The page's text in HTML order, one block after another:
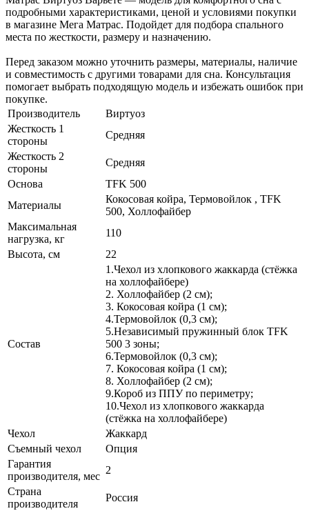
подробными характеристиками, ценой и условиями покупки
в магазине Мега Матрас. Подойдет для подбора спального
места по жесткости, размеру и назначению.
Перед заказом можно уточнить размеры, материалы, наличие
и совместимость с другими товарами для сна. Консультация
помогает выбрать подходящую модель и избежать ошибок при
покупке.
Производитель
Виртуоз
Жесткость 1
стороны
Средняя
Жесткость 2
стороны
Средняя
Основа
TFK 500
Материалы
Кокосовая койра, Термовойлок , TFK
500, Холлофайбер
Максимальная
нагрузка, кг
110
Высота, см
22
Состав
1.Чехол из хлопкового жаккарда (стёжка
на холлофайбере)
2. Холлофайбер (2 см);
3. Кокосовая койра (1 см);
4.Термовойлок (0,3 см);
5.Независимый пружинный блок TFK
500 3 зоны;
6.Термовойлок (0,3 см);
7. Кокосовая койра (1 см);
8. Холлофайбер (2 см);
9.Короб из ППУ по периметру;
10.Чехол из хлопкового жаккарда
(стёжка на холлофайбере)
Чехол
Жаккард
Съемный чехол
Опция
Гарантия
производителя, мес
2
Страна
производителя
Россия